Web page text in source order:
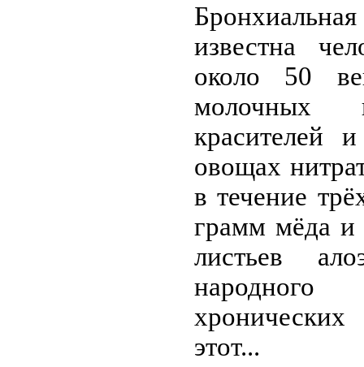
известна
около 50
молочных
красителей
овощах
в течение
грамм мёда и
листьев
хронических
этот...